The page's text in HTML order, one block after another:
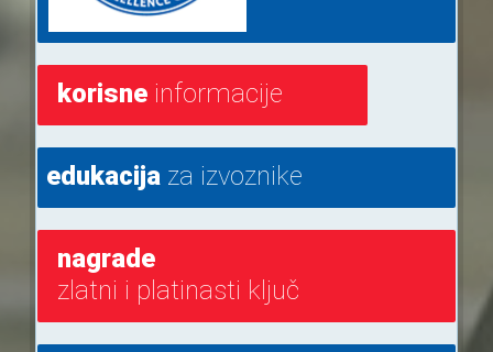
korisneinformacije
edukacijaza izvoznike
nagrade
zlatni i platinasti ključ